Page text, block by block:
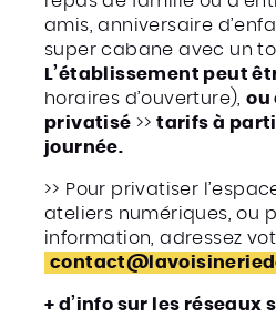
amis, anniversaire
super cabane avec un
L’établissement peut
horaires d’ouverture),ou
privatisé >> tarifs à
journée.
>> Pour privatiser
ateliers numériques, ou
information, adressez
+ d’info sur les réseaux